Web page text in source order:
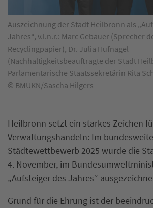
Auszeichnung der Stadt Heilbronn als
Jahres“, v.l.n.r.: Marc Gebauer (Sprecher
Recyclingpapier), Dr. Julia Hufnagel
(Nachhaltigkeitsbeauftragte der Stadt
Parlamentarische Staatssekretärin Rita
© BMUKN/Sascha Hilgers
Heilbronn setzt ein starkes Zeichen
Verwaltungshandeln: Im
Städtewettbewerb 2025 wurde die
4. November, im
„Aufsteiger des Jahres“
Grund für die Ehrung ist der